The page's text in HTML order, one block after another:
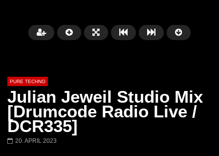
01:31:35
PURE TECHNO
Julian Jeweil Studio Mix
[Drumcode Radio Live /
DCR335]
20. APRIL 2023